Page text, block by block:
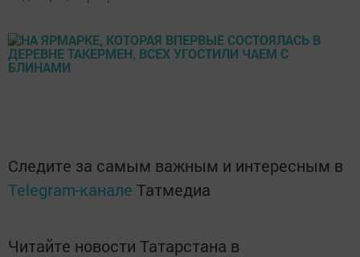
Следите за самым важным и интересным в
Telegram-канале Татмедиа
Читайте новости Татарстана в